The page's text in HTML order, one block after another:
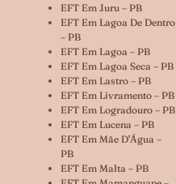
EFT Em Juru – PB
EFT Em Lagoa De Dentro
– PB
EFT Em Lagoa – PB
EFT Em Lagoa Seca – PB
EFT Em Lastro – PB
EFT Em Livramento – PB
EFT Em Logradouro – PB
EFT Em Lucena – PB
EFT Em Mãe D’Água –
PB
EFT Em Malta – PB